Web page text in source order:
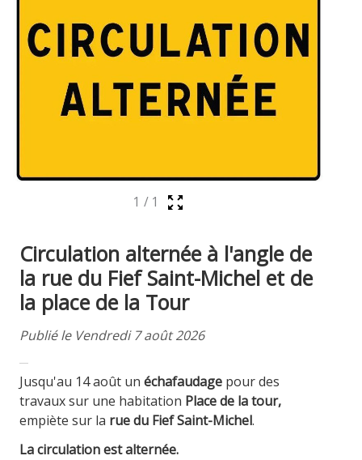
1 / 1
Circulation alternée à l'angle de
la rue du Fief Saint-Michel et de
la place de la Tour
Publié le Vendredi 7 août 2026
Jusqu'au 14 août unéchafaudage pour des
travaux sur une habitation Place de la tour,
empiète sur la rue du Fief Saint-Michel.
La circulation est alternée.